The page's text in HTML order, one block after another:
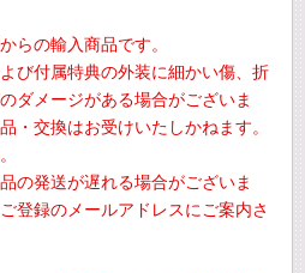
らの輸入商品です。
び付属特典の外装に細かい傷、折
ダメージがある場合がございま
・交換はお受けいたしかねます。
の発送が遅れる場合がございま
登録のメールアドレスにご案内さ